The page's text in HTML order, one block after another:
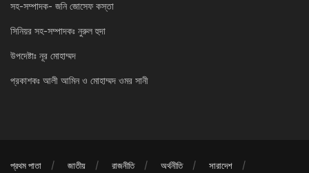
সহ-সম্পাদক- জনি জোসেফ কস্তা
সিনিয়র সহ-সম্পাদকঃ নুরুল হুদা
উপদেষ্টাঃ নূর মোহাম্মদ
প্রকাশকঃ আলী আমিন ও মোহাম্মদ ওমর সানী
প্রথম পাতা জাতীয় রাজনীতি অর্থনীতি সারাদেশ